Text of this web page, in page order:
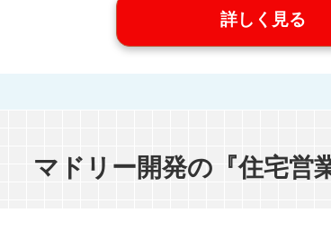
詳しく見る
マドリー開発の『住宅営